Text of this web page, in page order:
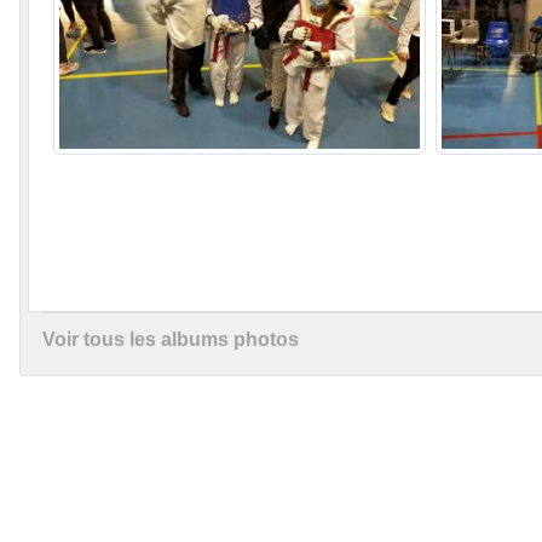
Voir tous les albums photos